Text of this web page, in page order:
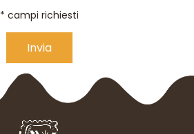
* campi richiesti